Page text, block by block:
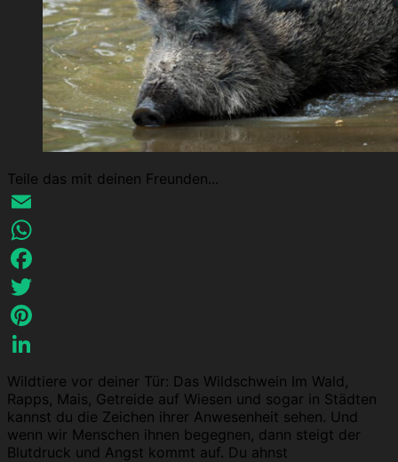
Teile das mit deinen Freunden...
Email
WhatsApp
Facebook
Twitter
Pinterest
LinkedIn
Wildtiere vor deiner Tür: Das Wildschwein Im Wald,
Rapps, Mais, Getreide auf Wiesen und sogar in Städten
kannst du die Zeichen ihrer Anwesenheit sehen. Und
wenn wir Menschen ihnen begegnen, dann steigt der
Blutdruck und Angst kommt auf. Du ahnst